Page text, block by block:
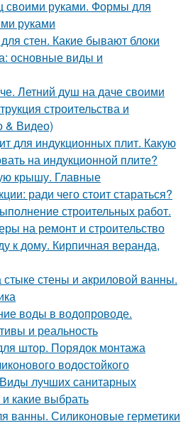
своими руками. Формы для
руками
стен. Какие бывают блоки
основные виды и
Летний душ на даче своими
строительства и
& Видео)
для индукционных плит. Какую
на индукционной плите?
крышу. Главные
ради чего стоит стараться?
строительных работ.
на ремонт и строительство
к дому. Кирпичная веранда,
стены и акриловой ванны.
воды в водопроводе.
и реальность
штор. Порядок монтажа
водостойкого
лучших санитарных
какие выбрать
ванны. Силиконовые герметики